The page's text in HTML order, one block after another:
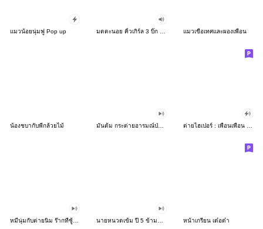
แมวน้อยนุ่มฟู Pop up แมวเขือเทศและผองเพื่อน
น้องชบากับพี่กล้วยไม้ มันต้ม กระต่ายอารมณ์ป่วนดุ๊กดิ๊ก V.1 ต่ายไฮเปอร์ : เพื่อนเพื่อน 2 !!
หน้าเกรียน เด๋อด๋า